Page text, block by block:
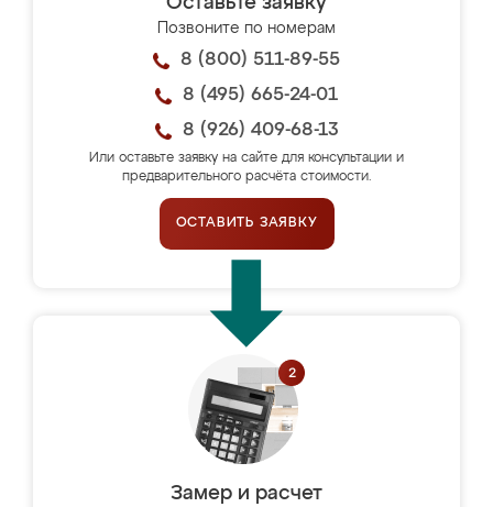
Позвоните по номерам
8 (800) 511-89-55
8 (495) 665-24-01
8 (926) 409-68-13
Или оставьте заявку на сайте для консультации и
предварительного расчёта стоимости.
ОСТАВИТЬ ЗАЯВКУ
Замер и расчет